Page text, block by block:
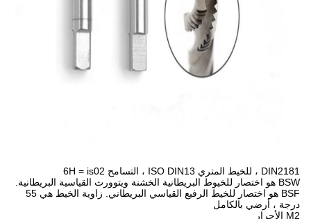
DIN2181 ، للخيط المتري ISO DIN13 ، التسامح 6H = is02
BSW هو اختصار للخيوط البريطانية الخشنة ويتوورث القياسية البريطانية.
BSF هو اختصار للخيط الرفيع القياسي البريطاني. زاوية الخيط هي 55
درجة ، أرضي بالكامل
M2 الأحرار